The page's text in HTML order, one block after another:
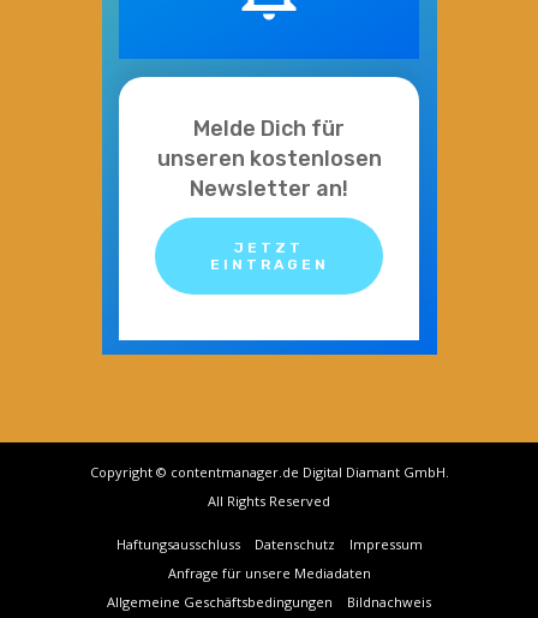
Melde Dich für
unseren kostenlosen
Newsletter an!
JETZT
EINTRAGEN
Copyright © contentmanager.de Digital Diamant GmbH.
All Rights Reserved
Haftungsausschluss Datenschutz
Impressum
Anfrage für unsere Mediadaten
Allgemeine Geschäftsbedingungen
Bildnachweis